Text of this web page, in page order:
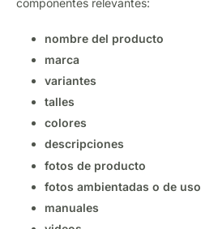
nombre del producto
marca
variantes
talles
colores
descripciones
fotos de producto
fotos ambientadas o de uso
manuales